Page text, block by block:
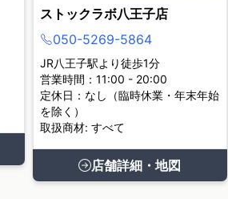
ストックラボ八王子店
050-5269-5864
JR八王子駅より徒歩1分
営業時間：11:00 - 20:00
定休日：なし（臨時休業・年末年始
を除く）
取扱商材: すべて
店舗詳細・地図